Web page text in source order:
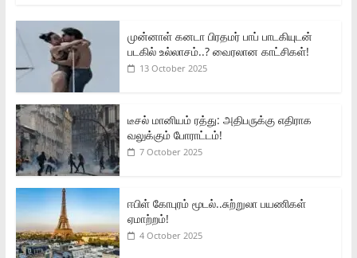
முன்னாள் கனடா பிரதமர் பாப் பாடகியுடன்
படகில் உல்லாசம்..? வைரலான காட்சிகள்!
13 October 2025
டீசல் மானியம் ரத்து: அதிபருக்கு எதிராக
வலுக்கும் போராட்டம்!
7 October 2025
ஈபிள் கோபுரம் மூடல்..சுற்றுலா பயணிகள்
ஏமாற்றம்!
4 October 2025